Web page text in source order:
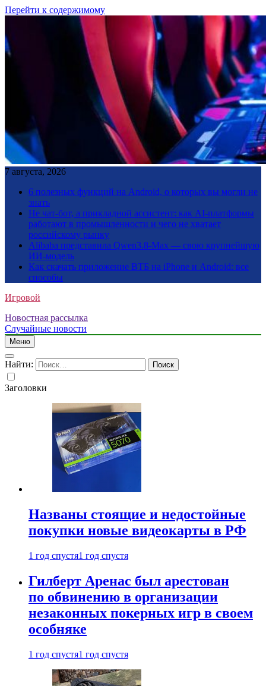
Перейти к содержимому
7 августа, 2026
6 полезных функций на Android, о которых вы могли не
знать
Не чат-бот, а прикладной ассистент: как AI-платформы
работают в промышленности и чего не хватает
российскому рынку
Alibaba представила Qwen3.8-Max — свою крупнейшую
ИИ-модель
Как скачать приложение ВТБ на iPhone и Android: все
способы
Игровой
Новостная рассылка
Случайные новости
Меню
Найти:
Заголовки
Названы стоящие и недостойные
покупки новые видеокарты в РФ
1 год спустя1 год спустя
Гилберт Аренас был арестован
по обвинению в организации
незаконных покерных игр в своем
особняке
1 год спустя1 год спустя